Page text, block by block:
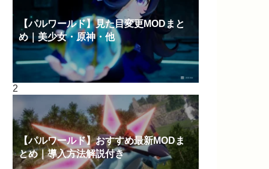
【パルワールド】見た目変更MODまと
め｜美少女・原神・他
【パルワールド】おすすめ最新MODま
とめ｜導入方法解説付き